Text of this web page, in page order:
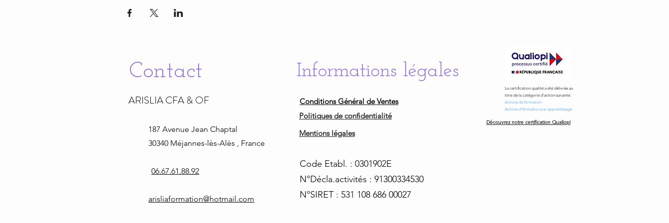
Contact
ARISLIA CFA & OF
Informations légales
Conditions Général de Ventes
Politiques de confidentialité
187 Avenue Jean Chaptal
30340 Méjannes-lès-Alès , France
Mentions légales
06.67.61.88.92
arisliaformation@hotmail.com
Code Etabl. : 0301902E
N°Décla.activités : 91300334530
N°SIRET : 531 108 686 00027
La certification qualité a été délivrée au
titre de la catégorie d'action suivante:
Actions de formation
Actions d formation par apprentissage
Découvrez notre certification Qualiopi